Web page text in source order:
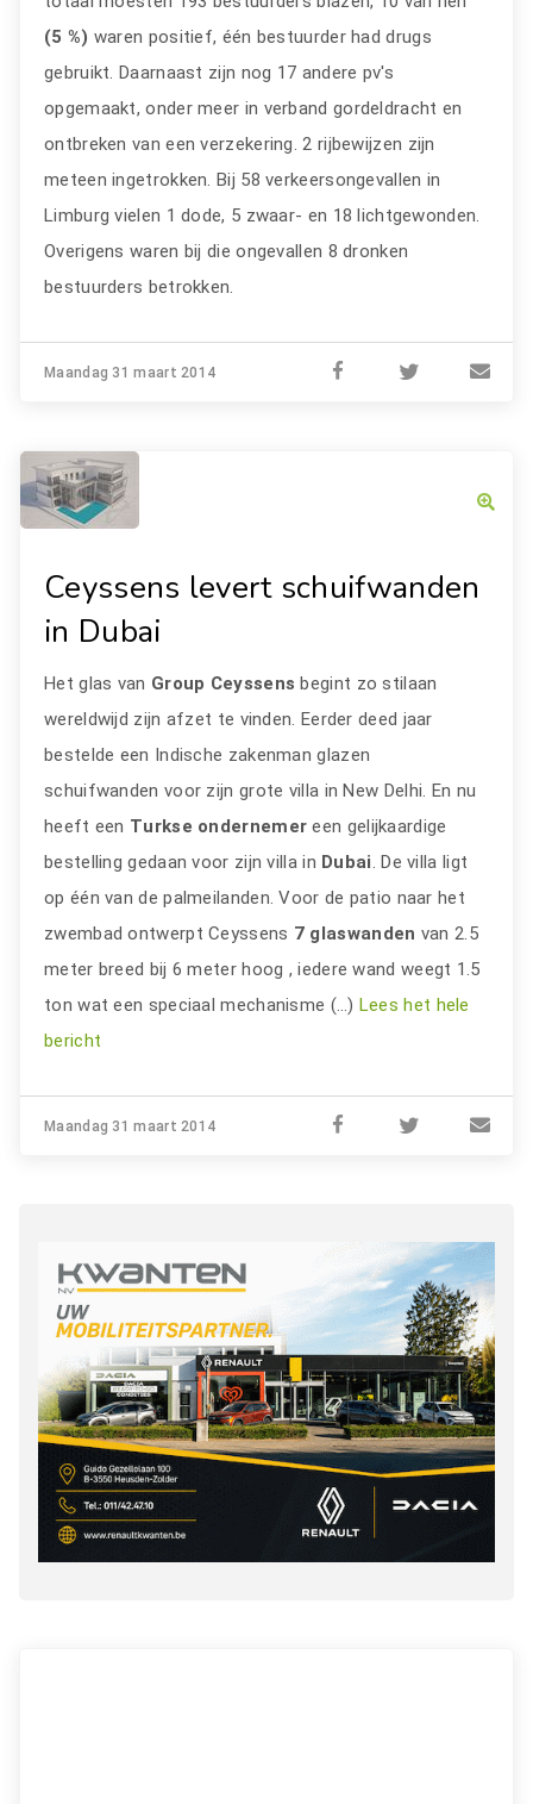
(5 %) waren positief, één bestuurder had drugs
gebruikt. Daarnaast zijn nog 17 andere pv's
opgemaakt, onder meer in verband gordeldracht en
ontbreken van een verzekering. 2 rijbewijzen zijn
meteen ingetrokken. Bij 58 verkeersongevallen in
Limburg vielen 1 dode, 5 zwaar- en 18 lichtgewonden.
Overigens waren bij die ongevallen 8 dronken
bestuurders betrokken.
Maandag 31 maart 2014
Ceyssens levert schuifwanden
in Dubai
Het glas van Group Ceyssens begint zo stilaan
wereldwijd zijn afzet te vinden. Eerder deed jaar
bestelde een Indische zakenman glazen
schuifwanden voor zijn grote villa in New Delhi. En nu
heeft een Turkse ondernemer een gelijkaardige
bestelling gedaan voor zijn villa in Dubai. De villa ligt
op één van de palmeilanden. Voor de patio naar het
zwembad ontwerpt Ceyssens 7 glaswanden van 2.5
meter breed bij 6 meter hoog , iedere wand weegt 1.5
ton wat een speciaal mechanisme (…) Lees het hele
bericht
Maandag 31 maart 2014